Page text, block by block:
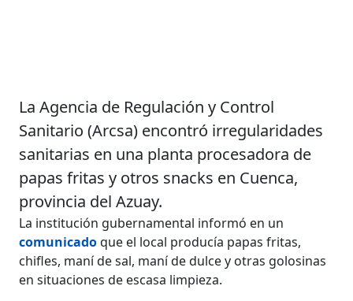
La Agencia de Regulación y Control
Sanitario (Arcsa) encontró irregularidades
sanitarias en una planta procesadora de
papas fritas y otros snacks en Cuenca,
provincia del Azuay.
La institución gubernamental informó en un
comunicadoque el local producía papas fritas,
chifles, maní de sal, maní de dulce y otras golosinas
en situaciones de escasa limpieza.